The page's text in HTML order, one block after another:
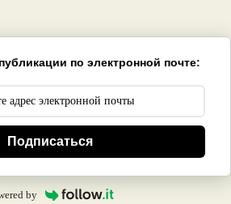
по электронной почте:
Подписаться
by